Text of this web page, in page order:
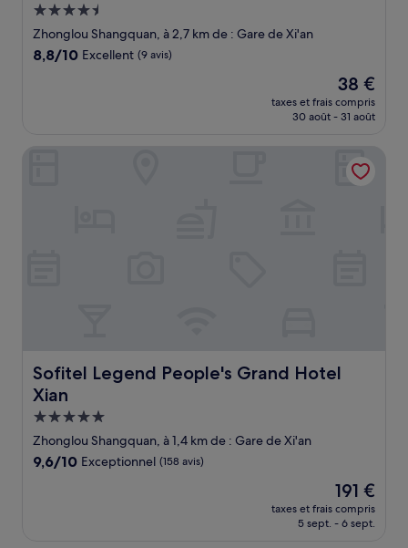
Hébergement
4.5 étoiles
Zhonglou Shangquan, à 2,7 km de : Gare de Xi'an
8.8
8,8/10 Excellent (9 avis)
Le
nouveau
prix
de
38 €
38 €
taxes et frais compris
30 août - 31 août
Sofitel Legend People's Grand Hotel
Xian
Sofitel Legend People's Grand Hotel Xian
Hébergement
5.0 étoiles
Zhonglou Shangquan, à 1,4 km de : Gare de Xi'an
9.6
9,6/10 Exceptionnel (158 avis)
Le
nouveau
prix
191 €
taxes et frais compris
5 sept. - 6 sept.